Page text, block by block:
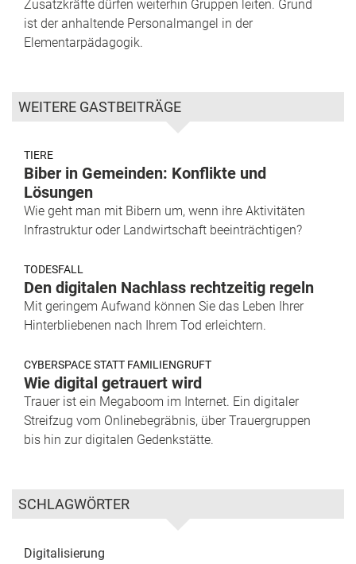
Zusatzkräfte dürfen weiterhin Gruppen leiten. Grund
ist der anhaltende Personalmangel in der
Elementarpädagogik.
WEITERE GASTBEITRÄGE
TIERE
Biber in Gemeinden: Konflikte und
Lösungen
Wie geht man mit Bibern um, wenn ihre Aktivitäten
Infrastruktur oder Landwirtschaft beeinträchtigen?
TODESFALL
Den digitalen Nachlass rechtzeitig regeln
Mit geringem Aufwand können Sie das Leben Ihrer
Hinterbliebenen nach Ihrem Tod erleichtern.
CYBERSPACE STATT FAMILIENGRUFT
Wie digital getrauert wird
Trauer ist ein Megaboom im Internet. Ein digitaler
Streifzug vom Onlinebegräbnis, über Trauergruppen
bis hin zur digitalen Gedenkstätte.
SCHLAGWÖRTER
Digitalisierung